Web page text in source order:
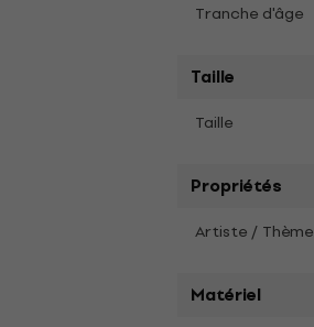
Tranche d'âge
Taille
Taille
Propriétés
Artiste / Thème
Matériel